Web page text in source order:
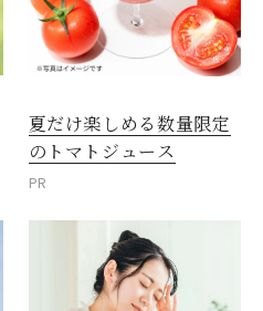
夏だけ楽しめる数量限定
のトマトジュース
PR
閉じる